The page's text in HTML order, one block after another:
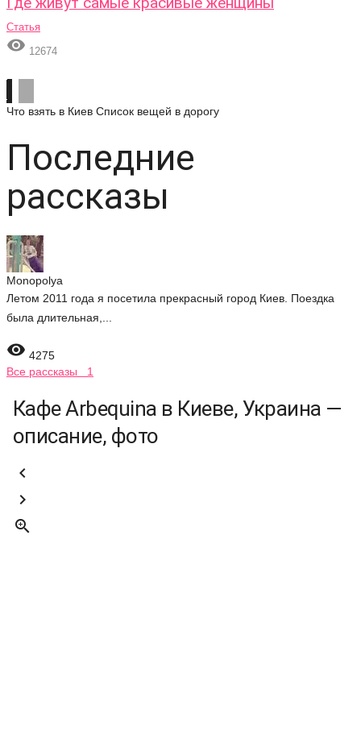
Статья
 12674
Что взять в Киев Список вещей в дорогу
Последние
рассказы
Monopolya
Летом 2011 года я посетила прекрасный город Киев. Поездка
была длительная,...
 4275
Все рассказы 1
Кафе Arbequina в Киеве, Украина —
описание, фото


